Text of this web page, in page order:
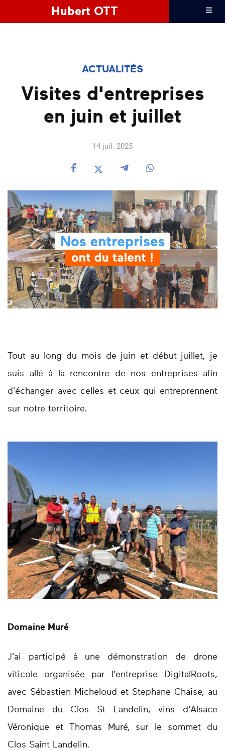
Hubert OTT
ACTUALITÉS
Visites d'entreprises
en juin et juillet
14 juil. 2025
Tout au long du mois de juin et début juillet, je
suis allé à la rencontre de nos entreprises afin
d'échanger avec celles et ceux qui entreprennent
sur notre territoire.
Domaine Muré
J'ai participé à une démonstration de drone
viticole organisée par l’entreprise DigitalRoots,
avec Sébastien Micheloud et Stephane Chaise, au
Domaine du Clos St Landelin, vins d'Alsace
Véronique et Thomas Muré, sur le sommet du
Clos Saint Landelin.